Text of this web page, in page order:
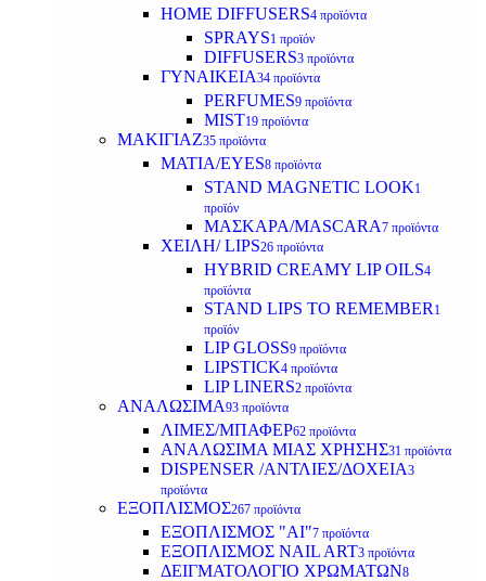
HOME DIFFUSERS4 προϊόντα
SPRAYS1 προϊόν
DIFFUSERS3 προϊόντα
ΓΥΝΑΙΚΕΙΑ34 προϊόντα
PERFUMES9 προϊόντα
MIST19 προϊόντα
ΜΑΚΙΓΙΑΖ35 προϊόντα
ΜΑΤΙΑ/EYES8 προϊόντα
STAND MAGNETIC LOOK1
προϊόν
ΜΑΣΚΑΡΑ/MASCARA7 προϊόντα
ΧΕΙΛΗ/ LIPS26 προϊόντα
HYBRID CREAMY LIP OILS4
προϊόντα
STAND LIPS TO REMEMBER 1
προϊόν
LIP GLOSS9 προϊόντα
LIPSTICK4 προϊόντα
LIP LINERS2 προϊόντα
ΑΝΑΛΩΣΙΜΑ93 προϊόντα
ΛΙΜΕΣ/ΜΠΑΦΕΡ62 προϊόντα
ΑΝΑΛΩΣΙΜΑ ΜΙΑΣ ΧΡΗΣΗΣ31 προϊόντα
DISPENSER /ΑΝΤΛΙΕΣ/ΔΟΧΕΙΑ3
προϊόντα
ΕΞΟΠΛΙΣΜΟΣ267 προϊόντα
ΕΞΟΠΛΙΣΜΟΣ "AI"7 προϊόντα
ΕΞΟΠΛΙΣΜΟΣ NAIL ART3 προϊόντα
ΔΕΙΓΜΑΤΟΛΟΓΙΟ ΧΡΩΜΑΤΩΝ8